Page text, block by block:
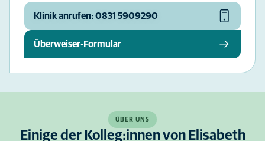
Klinik anrufen: 0831 5909290
Überweiser-Formular
ÜBER UNS
Einige der Kolleg:innen von Elisabeth